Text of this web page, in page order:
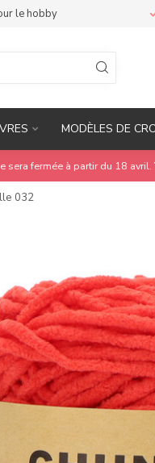
le hobby
MODÈLES DE
sera fermée à partir du 18
032